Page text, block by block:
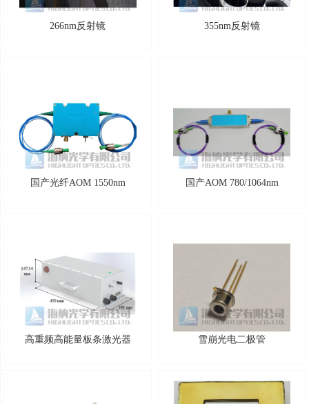
266nm反射镜 355nm反射镜
国产光纤AOM 1550nm 国产AOM 780/1064nm
高重频高能量板条激光器 雪崩光电二极管